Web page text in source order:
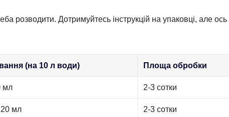
розводити. Дотримуйтесь інструкцій на упаковці, але ось
(на 10 л води) Площа обробки
мл 2-3 сотки
мл 2-3 сотки